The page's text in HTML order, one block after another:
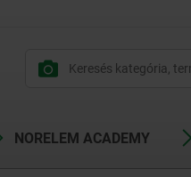
NORELEM ACADEMY